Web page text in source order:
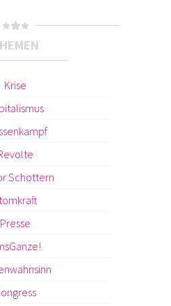
Krise
Schottern
Presse